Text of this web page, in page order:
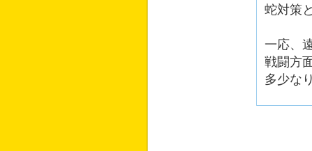
蛇対策
一応、
戦闘方
多少な